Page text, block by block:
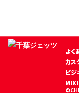
よく
カス
ビジ